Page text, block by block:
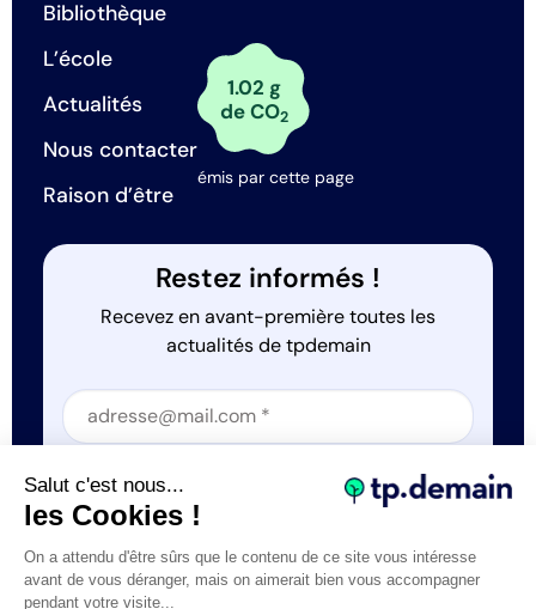
Bibliothèque
L’école
Actualités
Nous contacter
Raison d’être
1.02 g
de CO2
émis par cette page
Restez informés !
Recevez en avant-première toutes les
actualités de tpdemain
Section
Section
J'accepte que tp.demain utilise mes informations
Salut c'est nous...
les Cookies !
On a attendu d'être sûrs que le contenu de ce site vous intéresse
avant de vous déranger, mais on aimerait bien vous accompagner
pendant votre visite...